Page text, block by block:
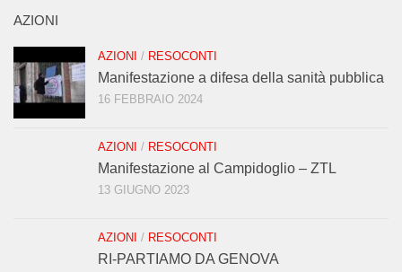
AZIONI
AZIONI / RESOCONTI
Manifestazione a difesa della sanità pubblica
16 FEBBRAIO 2024
AZIONI / RESOCONTI
Manifestazione al Campidoglio – ZTL
13 GIUGNO 2023
AZIONI / RESOCONTI
RI-PARTIAMO DA GENOVA